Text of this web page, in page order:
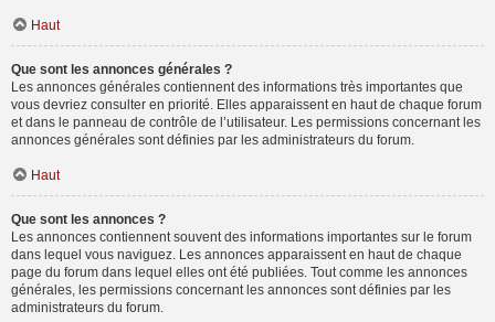
Haut
Que sont les annonces générales ?
Les annonces générales contiennent des informations très importantes que
vous devriez consulter en priorité. Elles apparaissent en haut de chaque forum
et dans le panneau de contrôle de l’utilisateur. Les permissions concernant les
annonces générales sont définies par les administrateurs du forum.
Haut
Que sont les annonces ?
Les annonces contiennent souvent des informations importantes sur le forum
dans lequel vous naviguez. Les annonces apparaissent en haut de chaque
page du forum dans lequel elles ont été publiées. Tout comme les annonces
générales, les permissions concernant les annonces sont définies par les
administrateurs du forum.